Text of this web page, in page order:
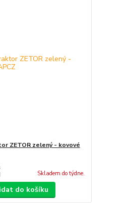
ZETOR zelený - kovové
Skladem do týdne.
do košíku